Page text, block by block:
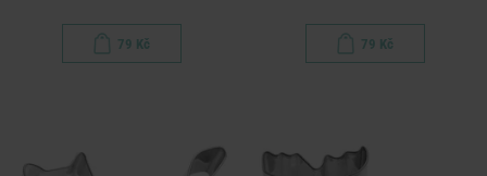
79 Kč 79 Kč